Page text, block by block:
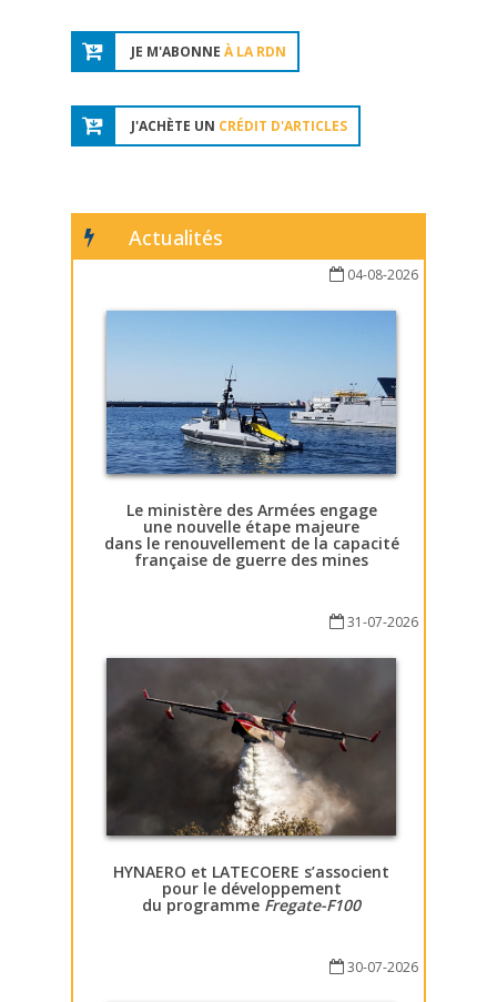
JE M'ABONNE À LA RDN
J'ACHÈTE UN CRÉDIT D'ARTICLES
Actualités
04-08-2026
Le ministère des Armées engage
une nouvelle étape majeure
dans le renouvellement de la capacité
française de guerre des mines
31-07-2026
HYNAERO et LATECOERE s’associent
pour le développement
du programme Fregate-F100
30-07-2026